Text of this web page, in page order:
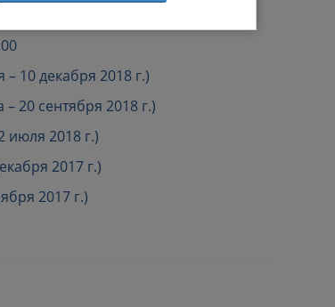
13 мая 2019 г.)
10 декабря 2018 г.)
20 сентября 2018 г.)
июля 2018 г.)
2017 г.)
2017 г.)